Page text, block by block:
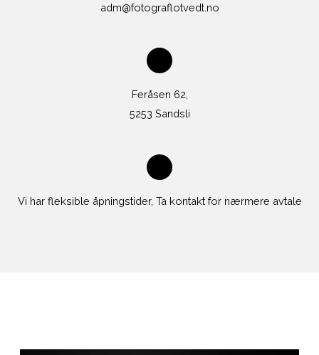
adm@fotograflotvedt.no
Feråsen 62,
5253 Sandsli
Vi har fleksible åpningstider, Ta kontakt for nærmere avtale